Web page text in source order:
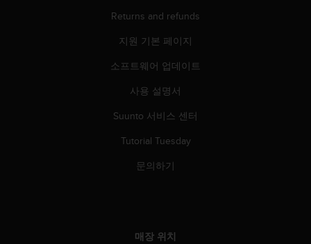
Returns and refunds
지원 기본 페이지
소프트웨어 업데이트
사용 설명서
Suunto 서비스 센터
Tutorial Tuesday
문의하기
매장 위치